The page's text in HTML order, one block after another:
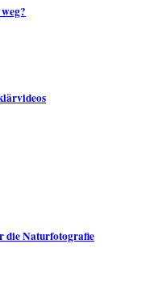
die Naturfotografie